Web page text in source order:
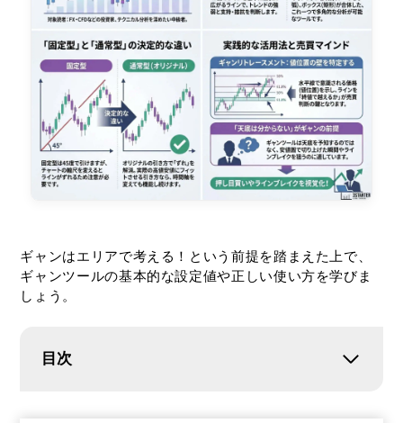
ギャンはエリアで考える！という前提を踏まえた上で、
ギャンツールの基本的な設定値や正しい使い方を学びま
しょう。
目次